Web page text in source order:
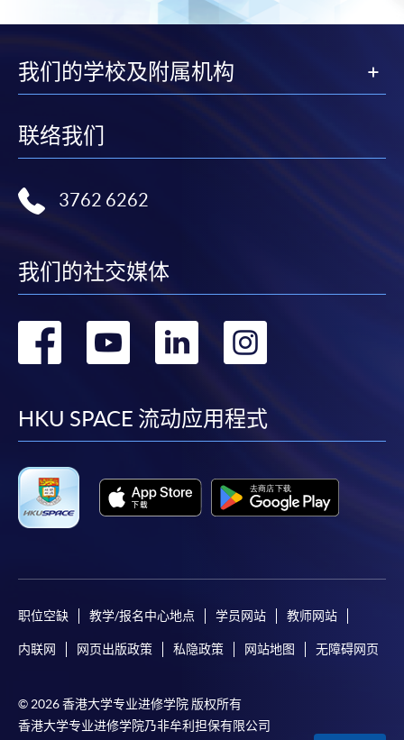
我们的学校及附属机构
联络我们
3762 6262
我们的社交媒体
转
facebook
转
youtube
转
linkedin
转
HKU SPACE 流动应用程式
职位空缺 教学/报名中心地点 学员网站 教师网站
内联网 网页出版政策 私隐政策 网站地图 无障碍网页
© 2026 香港大学专业进修学院 版权所有
香港大学专业进修学院乃非牟利担保有限公司